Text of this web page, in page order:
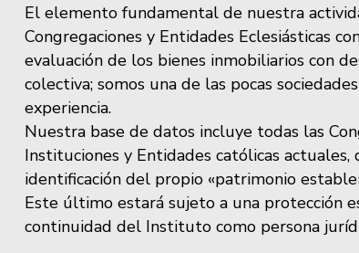
El elemento fundamental de nuestra
Congregaciones y Entidades Eclesiásticas
evaluación de los bienes inmobiliarios con
colectiva; somos una de las pocas
experiencia.
Nuestra base de datos incluye todas las
Instituciones y Entidades católicas actuales,
identificación del propio «patrimonio
Este último estará sujeto a una protección
continuidad del Instituto como persona